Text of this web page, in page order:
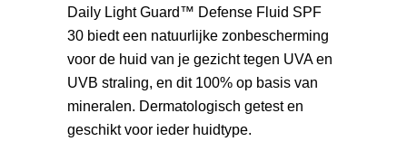
Daily Light Guard™ Defense Fluid SPF
30 biedt een natuurlijke zonbescherming
voor de huid van je gezicht tegen UVA en
UVB straling, en dit 100% op basis van
mineralen. Dermatologisch getest en
geschikt voor ieder huidtype.